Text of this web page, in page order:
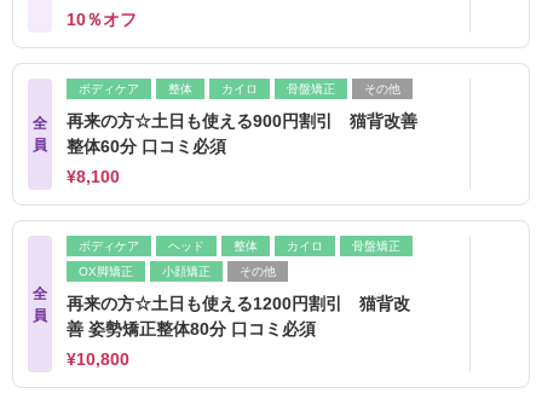
10％オフ
全
員
ボディケア 整体 カイロ 骨盤矯正 その他
再来の方☆土日も使える900円割引 猫背改善
整体60分 口コミ必須
¥8,100
全
員
ボディケア ヘッド 整体 カイロ
骨盤矯正
OX脚矯正
小顔矯正 その他
再来の方☆土日も使える1200円割引 猫背改
善 姿勢矯正整体80分 口コミ必須
¥10,800